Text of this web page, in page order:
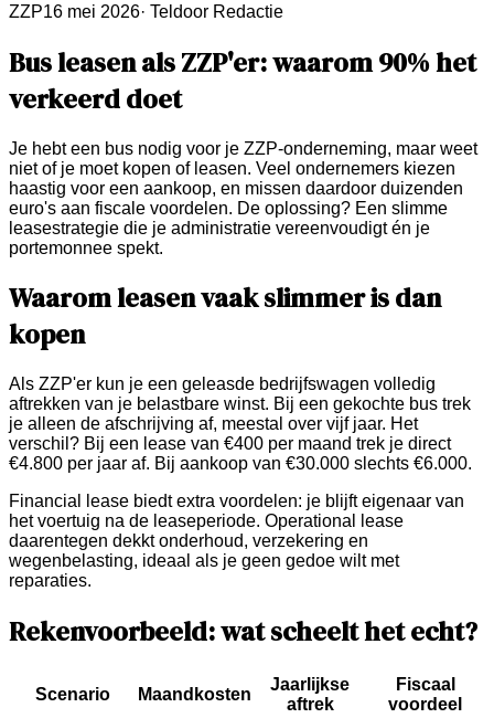
ZZP16 mei 2026· Teldoor Redactie
Bus leasen als ZZP'er: waarom 90% het
verkeerd doet
Je hebt een bus nodig voor je ZZP-onderneming, maar weet
niet of je moet kopen of leasen. Veel ondernemers kiezen
haastig voor een aankoop, en missen daardoor duizenden
euro's aan fiscale voordelen. De oplossing? Een slimme
leasestrategie die je administratie vereenvoudigt én je
portemonnee spekt.
Waarom leasen vaak slimmer is dan
kopen
Als ZZP'er kun je een geleasde bedrijfswagen volledig
aftrekken van je belastbare winst. Bij een gekochte bus trek
je alleen de afschrijving af, meestal over vijf jaar. Het
verschil? Bij een lease van €400 per maand trek je direct
€4.800 per jaar af. Bij aankoop van €30.000 slechts €6.000.
Financial lease biedt extra voordelen: je blijft eigenaar van
het voertuig na de leaseperiode. Operational lease
daarentegen dekkt onderhoud, verzekering en
wegenbelasting, ideaal als je geen gedoe wilt met
reparaties.
Rekenvoorbeeld: wat scheelt het echt?
Scenario Maandkosten
Jaarlijkse
aftrek
Fiscaal
voordeel